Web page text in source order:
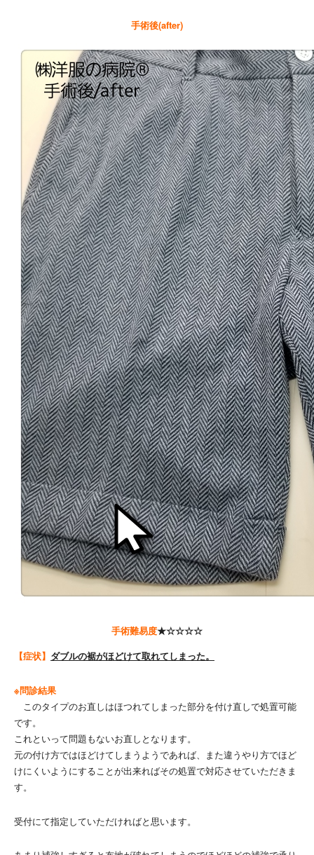
手術後(after)
手術難易度★☆☆☆☆
【症状】 ダブルの裾がほどけて取れてしまった。
※問診結果
このタイプのお直しはほつれてしまった部分を付け直しで処置可能
です。
これといって問題もないお直しとなります。
元の付け方ではほどけてしまうようであれば、また違うやり方でほど
けにくいようにすることが出来ればその処置で対応させていただきま
す。
受付にて指定していただければと思います。